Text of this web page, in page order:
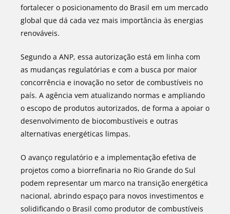
fortalecer o posicionamento do Brasil em um mercado
global que dá cada vez mais importância às energias
renováveis.
Segundo a ANP, essa autorização está em linha com
as mudanças regulatórias e com a busca por maior
concorrência e inovação no setor de combustíveis no
país. A agência vem atualizando normas e ampliando
o escopo de produtos autorizados, de forma a apoiar o
desenvolvimento de biocombustíveis e outras
alternativas energéticas limpas.
O avanço regulatório e a implementação efetiva de
projetos como a biorrefinaria no Rio Grande do Sul
podem representar um marco na transição energética
nacional, abrindo espaço para novos investimentos e
solidificando o Brasil como produtor de combustíveis